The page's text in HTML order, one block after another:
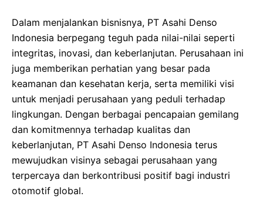
Dalam menjalankan bisnisnya, PT Asahi Denso
Indonesia berpegang teguh pada nilai-nilai seperti
integritas, inovasi, dan keberlanjutan. Perusahaan ini
juga memberikan perhatian yang besar pada
keamanan dan kesehatan kerja, serta memiliki visi
untuk menjadi perusahaan yang peduli terhadap
lingkungan. Dengan berbagai pencapaian gemilang
dan komitmennya terhadap kualitas dan
keberlanjutan, PT Asahi Denso Indonesia terus
mewujudkan visinya sebagai perusahaan yang
terpercaya dan berkontribusi positif bagi industri
otomotif global.